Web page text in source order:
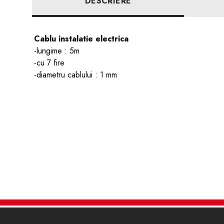
Cablu instalatie electrica
-lungime : 5m
-cu 7 fire
-diametru cablului : 1 mm